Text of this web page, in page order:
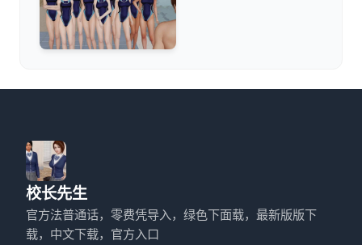
校长先生
官方法普通话，零费凭导入，绿色下面载，最新版版下
载，中文下载，官方入口